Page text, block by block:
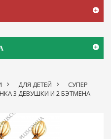
> ДЛЯ ДЕТЕЙ >
СУПЕР
3 ДЕВУШКИ И 2 БЭТМЕНА